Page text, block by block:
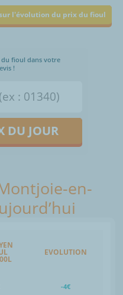
l'évolution du prix du fioul
fioul dans votre
!
DU JOUR
en-
EVOLUTION
-4€